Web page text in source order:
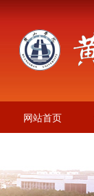
网站首页